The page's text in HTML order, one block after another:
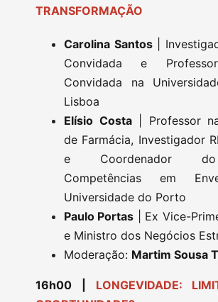
TRANSFORMAÇÃO
Carolina Santos|
Convidada e
Convidada na
Lisboa
Elísio Costa| Professor
de Farmácia, Investigador
e Coordenador
Competências em
Universidade do Porto
Paulo Portas | Ex Vice-
e Ministro dos Negócios
Moderação: Martim Sousa
16h00 | LONGEVIDADE: